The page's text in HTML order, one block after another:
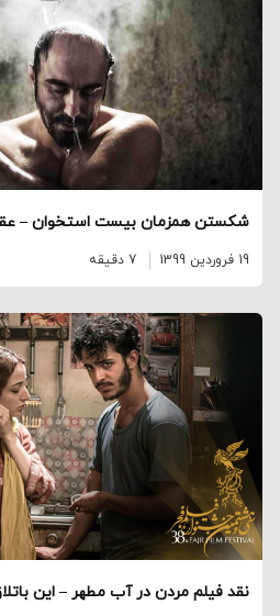
شکستن همزمان بیست استخوان –
19 فروردین 1399 7 دقیقه
نقد فیلم مردن در آب مطهر – این